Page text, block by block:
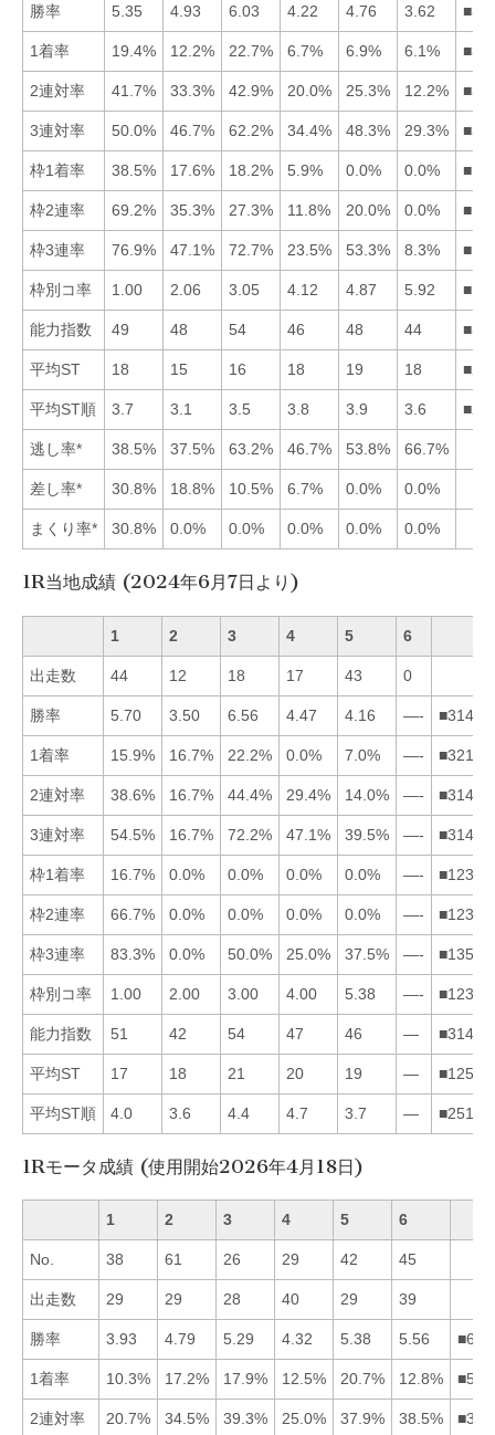
勝率 5.35 4.93 6.03 4.22 4.76 3.62
1着率 19.4% 12.2% 22.7% 6.7% 6.9% 6.1%
2連対率 41.7% 33.3% 42.9% 20.0% 25.3% 12.2%
3連対率 50.0% 46.7% 62.2% 34.4% 48.3% 29.3%
枠1着率 38.5% 17.6% 18.2% 5.9% 0.0% 0.0%
枠2連率 69.2% 35.3% 27.3% 11.8% 20.0% 0.0%
枠3連率 76.9% 47.1% 72.7% 23.5% 53.3% 8.3%
枠別コ率 1.00 2.06 3.05 4.12 4.87 5.92
能力指数 49 48 54 46 48 44
平均ST 18 15 16 18 19 18
平均ST順 3.7 3.1 3.5 3.8 3.9 3.6
逃し率* 38.5% 37.5% 63.2% 46.7% 53.8% 66.7%
差し率* 30.8% 18.8% 10.5% 6.7% 0.0% 0.0%
まくり率* 30.8% 0.0% 0.0% 0.0% 0.0% 0.0%
1R当地成績 (2024年6月7日より)
1 2 3 4 5 6
出走数 44 12 18 17 43 0
勝率 5.70 3.50 6.56 4.47 4.16 —-
1着率 15.9% 16.7% 22.2% 0.0% 7.0% —-
2連対率 38.6% 16.7% 44.4% 29.4% 14.0% —-
3連対率 54.5% 16.7% 72.2% 47.1% 39.5% —-
枠1着率 16.7% 0.0% 0.0% 0.0% 0.0% —-
枠2連率 66.7% 0.0% 0.0% 0.0% 0.0% —-
枠3連率 83.3% 0.0% 50.0% 25.0% 37.5% —-
枠別コ率 1.00 2.00 3.00 4.00 5.38 —-
能力指数 51 42 54 47 46 —
平均ST 17 18 21 20 19 —
平均ST順 4.0 3.6 4.4 4.7 3.7 —
1Rモータ成績 (使用開始2026年4月18日)
1 2 3 4 5 6
No. 38 61 26 29 42 45
出走数 29 29 28 40 29 39
勝率 3.93 4.79 5.29 4.32 5.38 5.56
1着率 10.3% 17.2% 17.9% 12.5% 20.7% 12.8%
2連対率 20.7% 34.5% 39.3% 25.0% 37.9% 38.5%